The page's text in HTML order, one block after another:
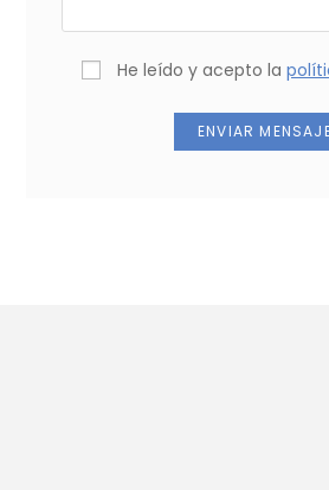
He leído y acepto la